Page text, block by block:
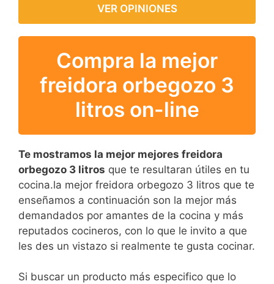
VER OPINIONES
Compra la mejor
freidora orbegozo 3
litros on-line
Te mostramos la mejor mejores freidora
orbegozo 3 litros que te resultaran útiles en tu
cocina.la mejor freidora orbegozo 3 litros que te
enseñamos a continuación son la mejor más
demandados por amantes de la cocina y más
reputados cocineros, con lo que le invito a que
les des un vistazo si realmente te gusta cocinar.
Si buscar un producto más especifico que lo